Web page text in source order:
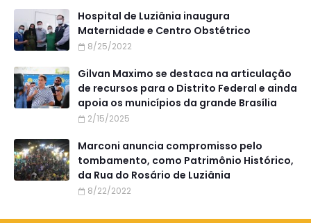
Hospital de Luziânia inaugura
Maternidade e Centro Obstétrico
8/25/2022
Gilvan Maximo se destaca na articulação
de recursos para o Distrito Federal e ainda
apoia os municípios da grande Brasília
2/15/2025
Marconi anuncia compromisso pelo
tombamento, como Patrimônio Histórico,
da Rua do Rosário de Luziânia
8/22/2022